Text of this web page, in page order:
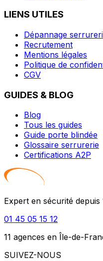
LIENS UTILES
Dépannage
Recrutement
Mentions légales
Politique de
CGV
GUIDES & BLOG
Blog
Tous les guides
Guide porte blindée
Glossaire serrurerie
Certifications A2P
Expert en sécurité depuis
01 45 05 15 12
11 agences en Île-de-
SUIVEZ-NOUS